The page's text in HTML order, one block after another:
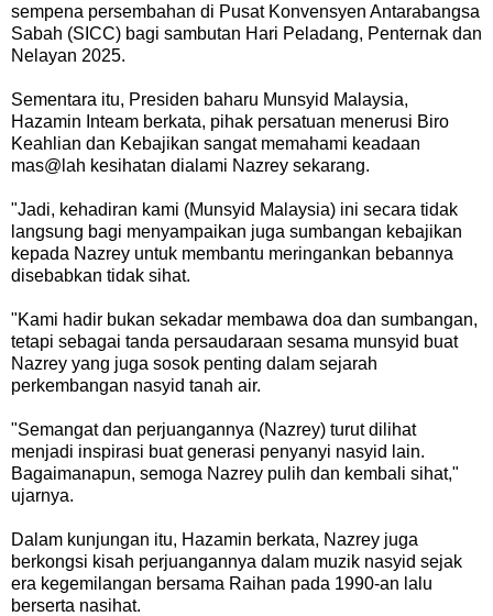
sempena persembahan di Pusat Konvensyen Antarabangsa
Sabah (SICC) bagi sambutan Hari Peladang, Penternak dan
Nelayan 2025.
Sementara itu, Presiden baharu Munsyid Malaysia,
Hazamin Inteam berkata, pihak persatuan menerusi Biro
Keahlian dan Kebajikan sangat memahami keadaan
mas@lah kesihatan dialami Nazrey sekarang.
"Jadi, kehadiran kami (Munsyid Malaysia) ini secara tidak
langsung bagi menyampaikan juga sumbangan kebajikan
kepada Nazrey untuk membantu meringankan bebannya
disebabkan tidak sihat.
"Kami hadir bukan sekadar membawa doa dan sumbangan,
tetapi sebagai tanda persaudaraan sesama munsyid buat
Nazrey yang juga sosok penting dalam sejarah
perkembangan nasyid tanah air.
"Semangat dan perjuangannya (Nazrey) turut dilihat
menjadi inspirasi buat generasi penyanyi nasyid lain.
Bagaimanapun, semoga Nazrey pulih dan kembali sihat,"
ujarnya.
Dalam kunjungan itu, Hazamin berkata, Nazrey juga
berkongsi kisah perjuangannya dalam muzik nasyid sejak
era kegemilangan bersama Raihan pada 1990-an lalu
berserta nasihat.